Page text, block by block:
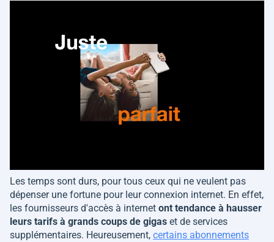
Les temps sont durs, pour tous ceux qui ne veulent pas
dépenser une fortune pour leur connexion internet. En effet,
les fournisseurs d'accès à internet ont tendance à hausser
leurs tarifs à grands coups de gigas et de services
supplémentaires. Heureusement, certains abonnements